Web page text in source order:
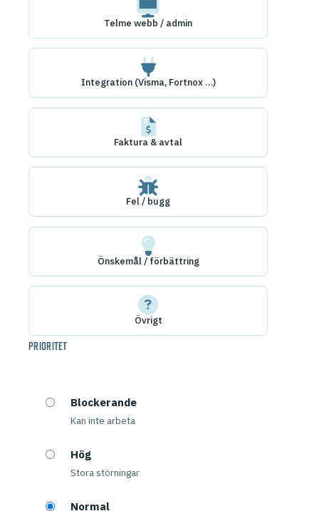
Telme webb / admin
Integration (Visma, Fortnox …)
Faktura & avtal
Fel / bugg
Önskemål / förbättring
Övrigt
PRIORITET
Blockerande
Kan inte arbeta
Hög
Stora störningar
Normal